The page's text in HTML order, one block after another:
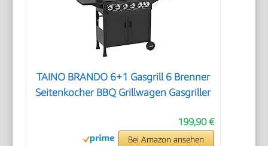
TAINO BRANDO 6+1 Gasgrill 6 Brenner
Seitenkocher BBQ Grillwagen Gasgriller
199,90 €
Bei Amazon ansehen